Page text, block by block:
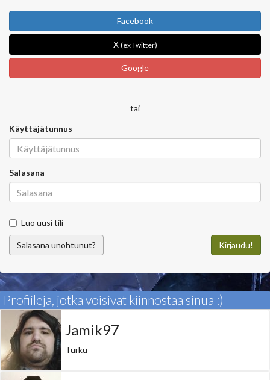
Facebook
X (ex Twitter)
Google
tai
Käyttäjätunnus
Salasana
Luo uusi tili
Salasana unohtunut? Kirjaudu!
Profiileja, jotka voisivat kiinnostaa sinua :)
Jamik97
Turku